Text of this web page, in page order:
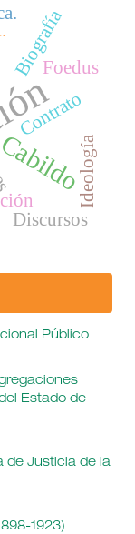
Biografía
Contrato
Foedus
Discursos
Ideología
Público
Estado de
de Justicia de la
1923)